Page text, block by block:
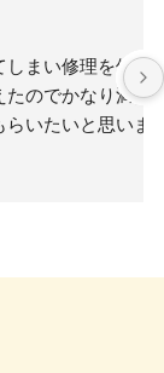
。早く安く
です。何か
した。